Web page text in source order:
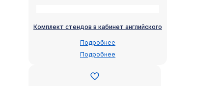
Комплект стендов в кабинет английского
Подробнее
Подробнее